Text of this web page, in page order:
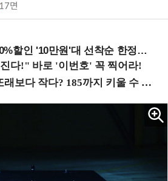
17면
할인 '10만원'대 선착순 한정판매!